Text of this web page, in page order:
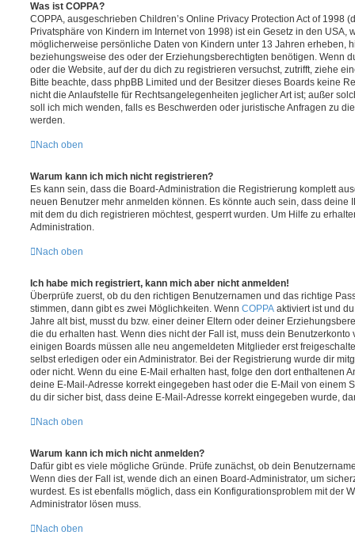
Was ist COPPA?
COPPA, ausgeschrieben Children’s Online Privacy Protection Act of 1998
Privatsphäre von Kindern im Internet von 1998) ist ein Gesetz in den USA,
möglicherweise persönliche Daten von Kindern unter 13 Jahren erheben,
beziehungsweise des oder der Erziehungsberechtigten benötigen. Wenn
oder die Website, auf der du dich zu registrieren versuchst, zutrifft, ziehe
Bitte beachte, dass phpBB Limited und der Besitzer dieses Boards keine
nicht die Anlaufstelle für Rechtsangelegenheiten jeglicher Art ist; außer
soll ich mich wenden, falls es Beschwerden oder juristische Anfragen zu
werden.
Nach oben
Warum kann ich mich nicht registrieren?
Es kann sein, dass die Board-Administration die Registrierung komplett
neuen Benutzer mehr anmelden können. Es könnte auch sein, dass deine
mit dem du dich registrieren möchtest, gesperrt wurden. Um Hilfe zu
Administration.
Nach oben
Ich habe mich registriert, kann mich aber nicht anmelden!
Überprüfe zuerst, ob du den richtigen Benutzernamen und das richtige
stimmen, dann gibt es zwei Möglichkeiten. Wenn COPPA aktiviert ist und
Jahre alt bist, musst du bzw. einer deiner Eltern oder deiner
die du erhalten hast. Wenn dies nicht der Fall ist, muss dein
einigen Boards müssen alle neu angemeldeten Mitglieder erst
selbst erledigen oder ein Administrator. Bei der Registrierung wurde dir
oder nicht. Wenn du eine E-Mail erhalten hast, folge den dort enthaltenen
deine E-Mail-Adresse korrekt eingegeben hast oder die E-Mail von einem
du dir sicher bist, dass deine E-Mail-Adresse korrekt eingegeben wurde,
Nach oben
Warum kann ich mich nicht anmelden?
Dafür gibt es viele mögliche Gründe. Prüfe zunächst, ob dein
Wenn dies der Fall ist, wende dich an einen Board-Administrator, um
wurdest. Es ist ebenfalls möglich, dass ein Konfigurationsproblem mit der
Administrator lösen muss.
Nach oben